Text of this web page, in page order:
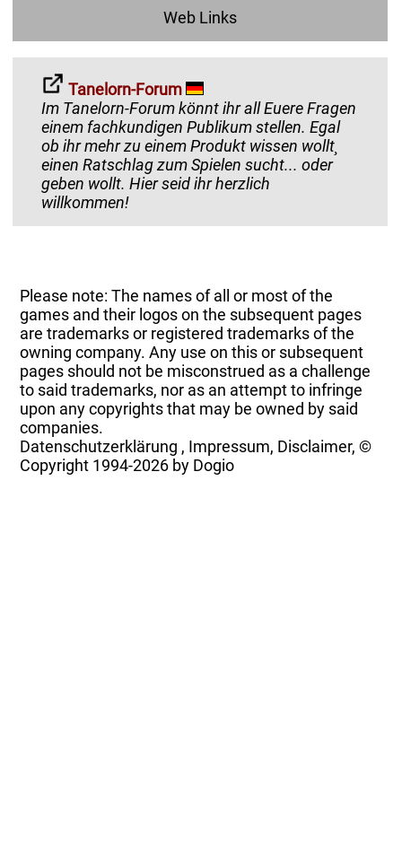
Web Links
Tanelorn-Forum
Im Tanelorn-Forum könnt ihr all Euere Fragen
einem fachkundigen Publikum stellen. Egal
ob ihr mehr zu einem Produkt wissen wollt¸
einen Ratschlag zum Spielen sucht... oder
geben wollt. Hier seid ihr herzlich
willkommen!
Please note: The names of all or most of the
games and their logos on the subsequent pages
are trademarks or registered trademarks of the
owning company. Any use on this or subsequent
pages should not be misconstrued as a challenge
to said trademarks, nor as an attempt to infringe
upon any copyrights that may be owned by said
companies.
Datenschutzerklärung , Impressum, Disclaimer, ©
Copyright 1994-2026 by Dogio